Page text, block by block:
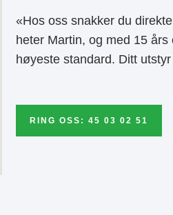
«Hos oss snakker du
heter Martin, og med 15
høyeste standard. Ditt
RING OSS: 45 03 02 51